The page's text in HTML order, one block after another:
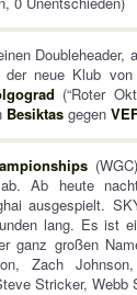
Doubleheader,
neue Klub von
(“Roter
Besiktas gegen
Ab heute
ausgespielt.
lang. Es ist
ganz großen
Zach
Stricker, Webb